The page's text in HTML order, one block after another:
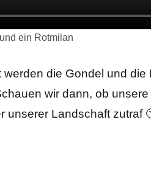
ein Rotmilan
die Gondel und die
wir dann, ob
unserer Landschaft zutraf